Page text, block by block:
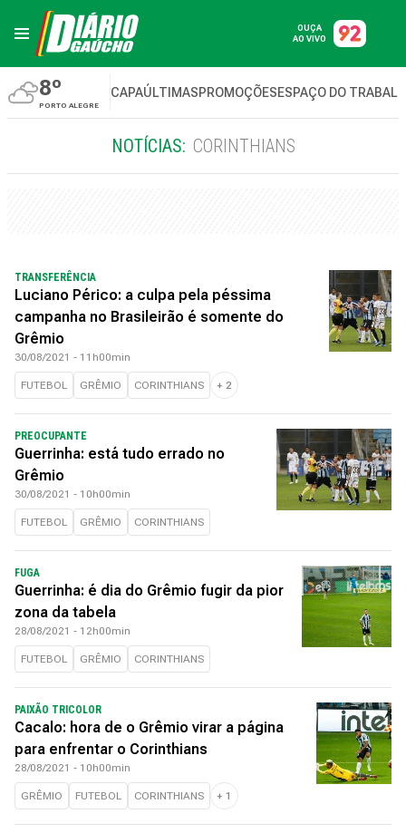
OUÇA
AO VIVO
8º
PORTO ALEGRE
CAPAÚLTIMASPROMOÇÕESESPAÇO DO
NOTÍCIAS: CORINTHIANS
TRANSFERÊNCIA
Luciano Périco: a culpa pela péssima
campanha no Brasileirão é somente do
Grêmio
30/08/2021 - 11h00min
FUTEBOL GRÊMIO CORINTHIANS + 2
PREOCUPANTE
Guerrinha: está tudo errado no
Grêmio
30/08/2021 - 10h00min
FUTEBOL GRÊMIO CORINTHIANS
FUGA
Guerrinha: é dia do Grêmio fugir da pior
zona da tabela
28/08/2021 - 12h00min
FUTEBOL GRÊMIO CORINTHIANS
PAIXÃO TRICOLOR
Cacalo: hora de o Grêmio virar a página
para enfrentar o Corinthians
28/08/2021 - 10h00min
GRÊMIO FUTEBOL CORINTHIANS + 1